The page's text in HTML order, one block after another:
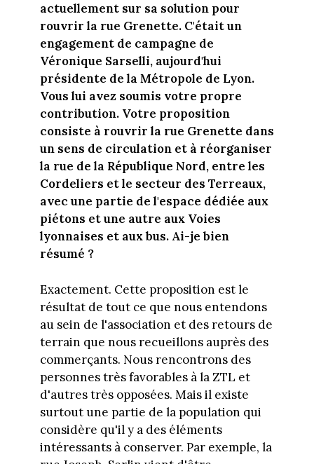
actuellement sur sa solution pour
rouvrir la rue Grenette. C'était un
engagement de campagne de
Véronique Sarselli, aujourd'hui
présidente de la Métropole de Lyon.
Vous lui avez soumis votre propre
contribution. Votre proposition
consiste à rouvrir la rue Grenette dans
un sens de circulation et à réorganiser
la rue de la République Nord, entre les
Cordeliers et le secteur des Terreaux,
avec une partie de l'espace dédiée aux
piétons et une autre aux Voies
lyonnaises et aux bus. Ai-je bien
résumé ?
Exactement. Cette proposition est le
résultat de tout ce que nous entendons
au sein de l'association et des retours de
terrain que nous recueillons auprès des
commerçants. Nous rencontrons des
personnes très favorables à la ZTL et
d'autres très opposées. Mais il existe
surtout une partie de la population qui
considère qu'il y a des éléments
intéressants à conserver. Par exemple, la